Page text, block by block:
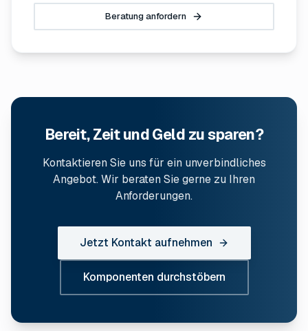
Beratung anfordern
Bereit, Zeit und Geld zu sparen?
Kontaktieren Sie uns für ein unverbindliches
Angebot. Wir beraten Sie gerne zu Ihren
Anforderungen.
Jetzt Kontakt aufnehmen
Komponenten durchstöbern